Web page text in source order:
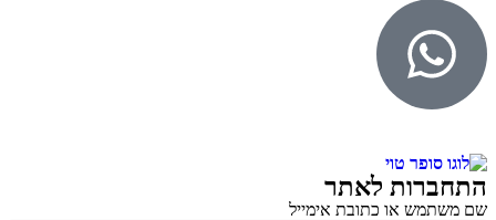
התחברות לאתר
שם משתמש או כתובת אימייל